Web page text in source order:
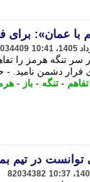
با عمان»: برای
تنگه هرمز را
فرار دشمن نامید. -
تفاهم - تنگه - باز -
در تیم
82034382